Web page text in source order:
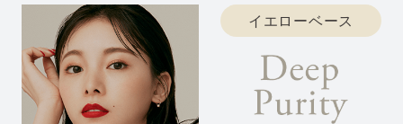
イエローベース